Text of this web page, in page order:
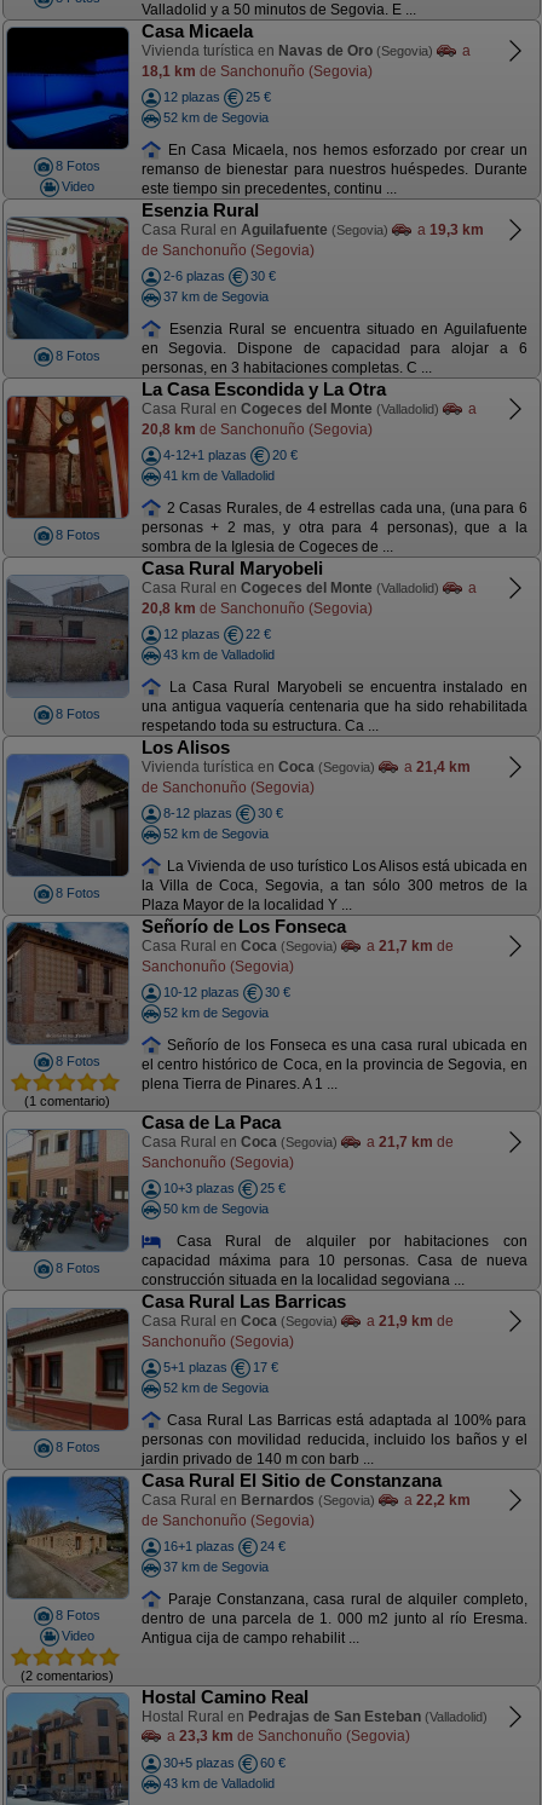
Valladolid y a 50 minutos de Segovia. E ...
8 Fotos
Video
Casa Micaela
Vivienda turística en Navas de Oro (Segovia)
a
18,1 km de Sanchonuño (Segovia)
12 plazas
25 €
52 km de Segovia
En Casa Micaela, nos hemos esforzado por crear un
remanso de bienestar para nuestros huéspedes. Durante
este tiempo sin precedentes, continu ...
8 Fotos
Esenzia Rural
Casa Rural en Aguilafuente (Segovia) a 19,3 km
de Sanchonuño (Segovia)
2-6 plazas
30 €
37 km de Segovia
Esenzia Rural se encuentra situado en Aguilafuente
en Segovia. Dispone de capacidad para alojar a 6
personas, en 3 habitaciones completas. C ...
8 Fotos
La Casa Escondida y La Otra
Casa Rural en Cogeces del Monte (Valladolid)
a
20,8 km de Sanchonuño (Segovia)
4-12+1 plazas
20 €
41 km de Valladolid
2 Casas Rurales, de 4 estrellas cada una, (una para 6
personas + 2 mas, y otra para 4 personas), que a la
sombra de la Iglesia de Cogeces de ...
8 Fotos
Casa Rural Maryobeli
Casa Rural en Cogeces del Monte (Valladolid)
a
20,8 km de Sanchonuño (Segovia)
12 plazas
22 €
43 km de Valladolid
La Casa Rural Maryobeli se encuentra instalado en
una antigua vaquería centenaria que ha sido rehabilitada
respetando toda su estructura. Ca ...
8 Fotos
Los Alisos
Vivienda turística en Coca (Segovia) a 21,4 km
de Sanchonuño (Segovia)
8-12 plazas
30 €
52 km de Segovia
La Vivienda de uso turístico Los Alisos está ubicada en
la Villa de Coca, Segovia, a tan sólo 300 metros de la
Plaza Mayor de la localidad Y ...
8 Fotos
(1 comentario)
Señorío de Los Fonseca
Casa Rural en Coca (Segovia) a 21,7 km de
Sanchonuño (Segovia)
10-12 plazas
30 €
52 km de Segovia
Señorío de los Fonseca es una casa rural ubicada en
el centro histórico de Coca, en la provincia de Segovia, en
plena Tierra de Pinares. A 1 ...
8 Fotos
Casa de La Paca
Casa Rural en Coca (Segovia) a 21,7 km de
Sanchonuño (Segovia)
10+3 plazas
25 €
50 km de Segovia
Casa Rural de alquiler por habitaciones con
capacidad máxima para 10 personas. Casa de nueva
construcción situada en la localidad segoviana ...
8 Fotos
Casa Rural Las Barricas
Casa Rural en Coca (Segovia) a 21,9 km de
Sanchonuño (Segovia)
5+1 plazas
17 €
52 km de Segovia
Casa Rural Las Barricas está adaptada al 100% para
personas con movilidad reducida, incluido los baños y el
jardin privado de 140 m con barb ...
8 Fotos
Video
(2 comentarios)
Casa Rural El Sitio de Constanzana
Casa Rural en Bernardos (Segovia) a 22,2 km
de Sanchonuño (Segovia)
16+1 plazas
24 €
37 km de Segovia
Paraje Constanzana, casa rural de alquiler completo,
dentro de una parcela de 1. 000 m2 junto al río Eresma.
Antigua cija de campo rehabilit ...
Hostal Camino Real
Hostal Rural en Pedrajas de San Esteban (Valladolid)
a 23,3 km de Sanchonuño (Segovia)
30+5 plazas
60 €
43 km de Valladolid